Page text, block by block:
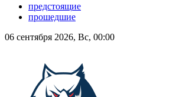
предстоящие
прошедшие
06 сентября 2026, Вс, 00:00